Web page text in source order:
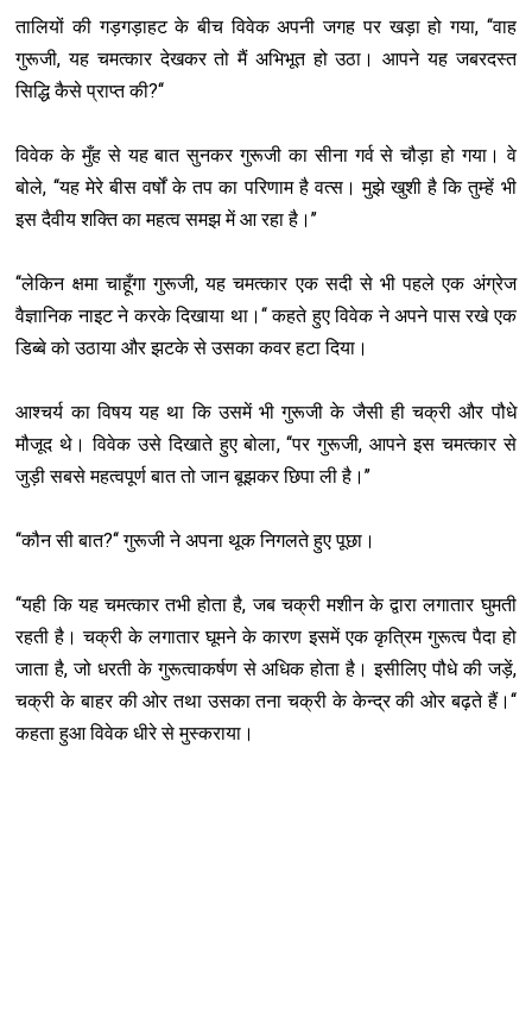
तालियों की गड़गड़ाहट के बीच विवेक अपनी जगह पर खड़ा हो गया, ‘‘वाह
गुरूजी,यह चमत्कार देखकर तो मैं अभिभूत हो उठा। आपने यह जबरदस्त
सिद्धि कैसे प्राप्त की?‘‘
विवेक के मुँह से यह बात सुनकर गुरूजी का सीना गर्व से चौड़ा हो गया। वे
बोले, ‘‘यह मेरे बीस वर्षों के तप का परिणाम है वत्स। मुझे खुशी है कि तुम्हें भी
इस दैवीय शक्ति का महत्व समझ में आ रहा है।’’
‘‘लेकिन क्षमा चाहूँगा गुरूजी,यह चमत्कार एक सदी से भी पहले एक अंग्रेज
वैज्ञानिक नाइट ने करके दिखाया था। ‘‘कहते हुए विवेक ने अपने पास रखे एक
डिब्बे को उठाया और झटके से उसका कवर हटा दिया।
आश्‍चर्य का विषय यह था कि उसमें भी गुरूजी के जैसी ही चक्री और पौधे
मौजूद थे। विवेक उसे दिखाते हुए बोला, ‘‘पर गुरूजी,आपने इस चमत्कार से
जुड़ी सबसे महत्वपूर्ण बात तो जान बूझकर छिपा ली है।’’
‘‘कौन सी बात?‘‘गुरूजी ने अपना थूक निगलते हुए पूछा।
‘‘यही कि यह चमत्कार तभी होता है,जब चक्री मशीन के द्वारा लगातार घुमती
रहती है। चक्री के लगातार घूमने के कारण इसमें एक कृत्रिम गुरूत्व पैदा हो
जाता है,जो धरती के गुरूत्वाकर्षण से अधिक होता है। इसीलिए पौधे की जड़ें,
चक्री के बाहर की ओर तथा उसका तना चक्री के केन्द्र की ओर बढ़ते हैं। ‘‘
कहता हुआ विवेक धीरे से मुस्कराया।